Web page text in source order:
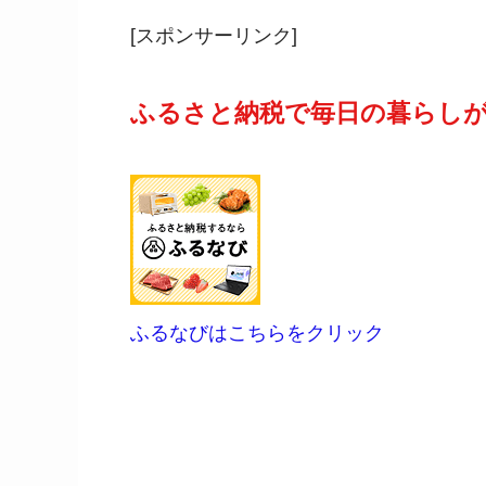
[スポンサーリンク]
ふるさと納税で毎日の暮らし
ふるなびはこちらをクリック